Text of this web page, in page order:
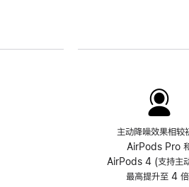
主动降噪效果相较
AirPods Pro
AirPods 4 (支持主
最高提升至 4 倍